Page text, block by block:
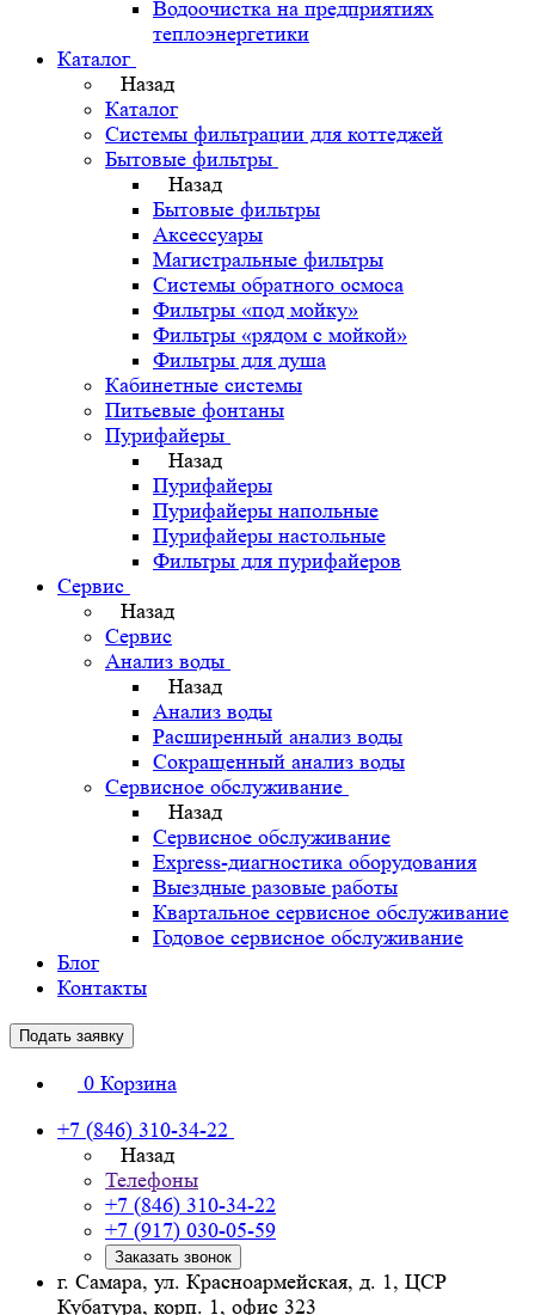
Водоочистка на предприятиях
теплоэнергетики
Каталог
Назад
Каталог
Системы фильтрации для коттеджей
Бытовые фильтры
Назад
Бытовые фильтры
Аксессуары
Магистральные фильтры
Системы обратного осмоса
Фильтры «под мойку»
Фильтры «рядом с мойкой»
Фильтры для душа
Кабинетные системы
Питьевые фонтаны
Пурифайеры
Назад
Пурифайеры
Пурифайеры напольные
Пурифайеры настольные
Фильтры для пурифайеров
Сервис
Назад
Сервис
Анализ воды
Назад
Анализ воды
Расширенный анализ воды
Сокращенный анализ воды
Сервисное обслуживание
Назад
Сервисное обслуживание
Express-диагностика оборудования
Выездные разовые работы
Квартальное сервисное обслуживание
Годовое сервисное обслуживание
Блог
Контакты
Подать заявку
0 Корзина
+7 (846) 310-34-22
Назад
Телефоны
+7 (846) 310-34-22
+7 (917) 030-05-59
Заказать звонок
г. Самара, ул. Красноармейская, д. 1, ЦСР
Кубатура, корп. 1, офис 323